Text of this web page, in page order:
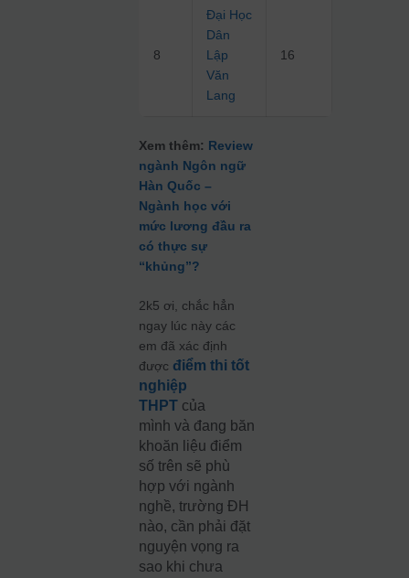
8
Đại Học
Dân
Lập
Văn
Lang
16
Xem thêm: Review
ngành Ngôn ngữ
Hàn Quốc –
Ngành học với
mức lương đầu ra
có thực sự
“khủng”?
2k5 ơi, chắc hẳn
ngay lúc này các
em đã xác định
được điểm thi tốt
nghiệp
THPT của
mìnhvà đang băn
khoăn liệu điểm
số trên sẽ phù
hợp với ngành
nghề, trường ĐH
nào, cần phải đặt
nguyện vọng ra
sao khi chưa